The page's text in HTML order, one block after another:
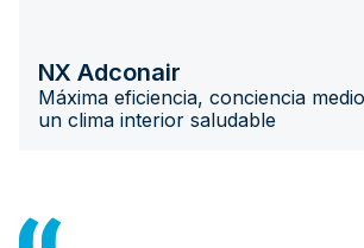
NX Adconair
Máxima eficiencia, conciencia
un clima interior saludable